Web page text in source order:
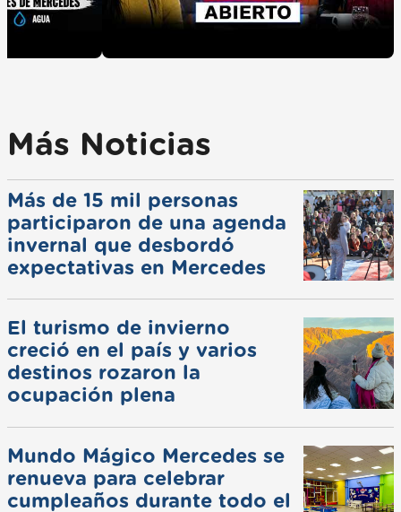
Más Noticias
Más de 15 mil personas
participaron de una agenda
invernal que desbordó
expectativas en Mercedes
El turismo de invierno
creció en el país y varios
destinos rozaron la
ocupación plena
Mundo Mágico Mercedes se
renueva para celebrar
cumpleaños durante todo el